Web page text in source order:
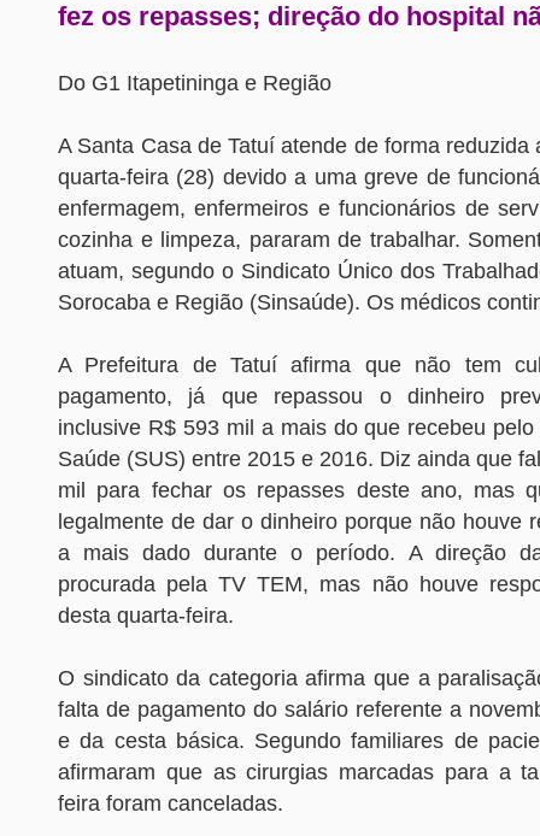
fez os repasses; direção do hospital
Do G1 Itapetininga e Região
A Santa Casa de Tatuí atende de forma reduzida
quarta-feira (28) devido a uma greve de
enfermagem, enfermeiros e funcionários de
cozinha e limpeza, pararam de trabalhar.
atuam, segundo o Sindicato Único dos
Sorocaba e Região (Sinsaúde). Os médicos
A Prefeitura de Tatuí afirma que não tem
pagamento, já que repassou o dinheiro
inclusive R$ 593 mil a mais do que recebeu
Saúde (SUS) entre 2015 e 2016. Diz ainda que
mil para fechar os repasses deste ano, mas
legalmente de dar o dinheiro porque não houve
a mais dado durante o período. A direção
procurada pela TV TEM, mas não houve
desta quarta-feira.
O sindicato da categoria afirma que a
falta de pagamento do salário referente a
e da cesta básica. Segundo familiares de
afirmaram que as cirurgias marcadas para a
feira foram canceladas.